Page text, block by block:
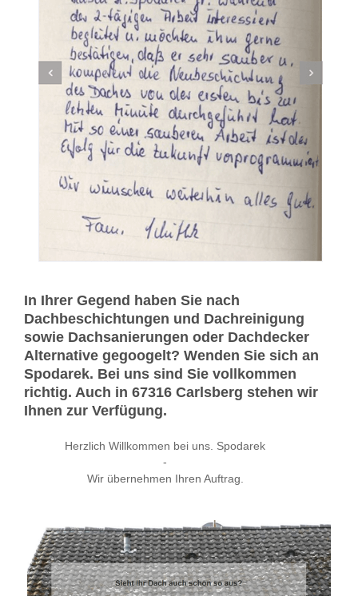
In Ihrer Gegend haben Sie nach
Dachbeschichtungen und Dachreinigung
sowie Dachsanierungen oder Dachdecker
Alternative gegoogelt? Wenden Sie sich an
Spodarek. Bei uns sind Sie vollkommen
richtig. Auch in 67316 Carlsberg stehen wir
Ihnen zur Verfügung.
Herzlich Willkommen bei uns. Spodarek
-
Wir übernehmen Ihren Auftrag.